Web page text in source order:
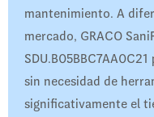
mantenimiento. A
mercado, GRACO
sin necesidad de
significativamente el